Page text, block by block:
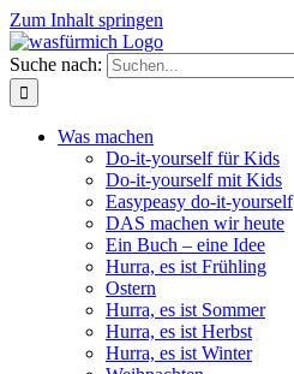
Zum Inhalt springen
Suche nach:
Was machen
Do-it-yourself für Kids
Do-it-yourself mit Kids
Easypeasy do-it-yourself
DAS machen wir heute
Ein Buch – eine Idee
Hurra, es ist Frühling
Ostern
Hurra, es ist Sommer
Hurra, es ist Herbst
Hurra, es ist Winter